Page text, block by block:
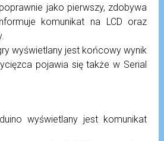
jako pierwszy, zdobywa
komunikat na LCD oraz
wyświetlany jest końcowy wynik
pojawia się także w Serial
wyświetlany jest komunikat